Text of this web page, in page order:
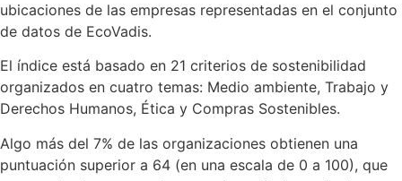
ubicaciones de las empresas representadas en el conjunto
de datos de EcoVadis.
El índice está basado en 21 criterios de sostenibilidad
organizados en cuatro temas: Medio ambiente, Trabajo y
Derechos Humanos, Ética y Compras Sostenibles.
Algo más del 7% de las organizaciones obtienen una
puntuación superior a 64 (en una escala de 0 a 100), que